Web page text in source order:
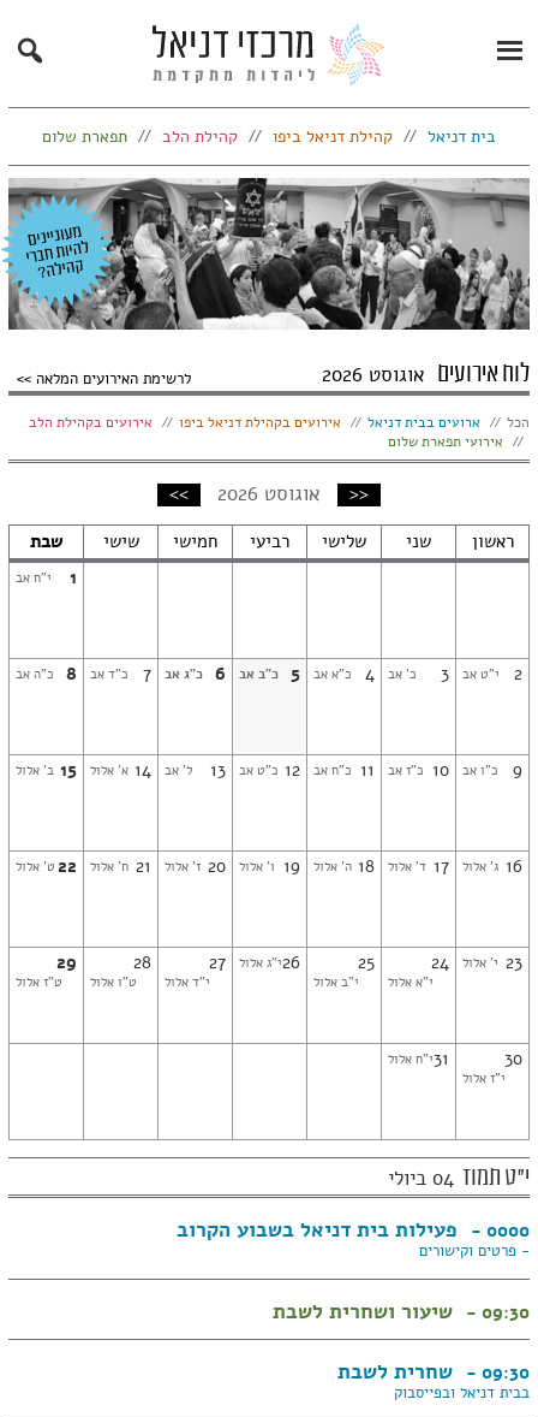
Primary
Menu
Search
בית דניאל קהילת דניאל ביפו קהילת הלב תפארת שלום
לוח אירועים אוגוסט 2026 לרשימת האירועים המלאה
הצג:
הכל ארועים בבית דניאל אירועים בקהילת דניאל ביפו
אירועים בקהילת הלב
אירועי תפארת שלום
חודש
קודם
<< אוגוסט 2026
חודש
הבא
>>
ראשון שני שלישי רביעי חמישי שישי
שבת
1
י"ח אב
2 י"ט אב 3 כ' אב 4 כ"א אב 5 כ"ב אב 6 כ"ג אב 7 כ"ד אב 8 כ"ה אב
9 כ"ו אב 10 כ"ז אב 11 כ"ח אב 12 כ"ט אב 13 ל' אב 14 א' אלול 15 ב' אלול
16 ג' אלול 17 ד' אלול 18 ה' אלול 19 ו' אלול 20 ז' אלול 21 ח' אלול 22 ט' אלול
23 י' אלול 24
י"א אלול
25
י"ב אלול
26י"ג אלול 27
י"ד אלול
28
ט"ו אלול
29
ט"ז אלול
30
י"ז אלול
31י"ח אלול
י"ט תמוז 04 ביולי
0000 - פעילות בית דניאל בשבוע הקרוב
- פרטים וקישורים
09:30 - שיעור ושחרית לשבת
09:30 - שחרית לשבת
בבית דניאל ובפייסבוק